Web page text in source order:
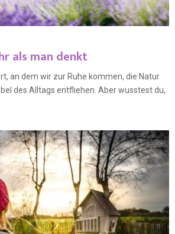
als man denkt
an dem wir zur Ruhe kommen, die Natur
des Alltags entfliehen. Aber wusstest du,